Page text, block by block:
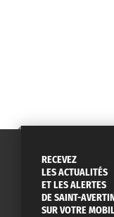
RECEVEZ
LES ACTUALITÉS
ET LES ALERTES
DE SAINT-
SUR VOTRE